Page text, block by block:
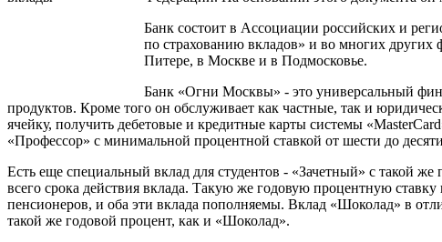
Банк состоит в Ассоциации российских и
по страхованию вкладов» и во многих
Питере, в Москве и в Подмосковье.
Банк «Огни Москвы» - это универсальный
продуктов. Кроме того он обслуживает как частные, так и
ячейку, получить дебетовые и кредитные карты системы
«Профессор» с минимальной процентной ставкой от шести до
Есть еще специальный вклад для студентов - «Зачетный» с такой
всего срока действия вклада. Такую же годовую процентную
пенсионеров, и оба эти вклада пополняемы. Вклад «Шоколад» в
такой же годовой процент, как и «Шоколад».